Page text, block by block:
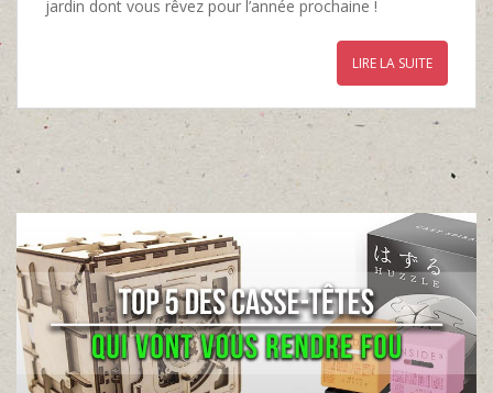
jardin dont vous rêvez pour l’année prochaine !
LIRE LA SUITE